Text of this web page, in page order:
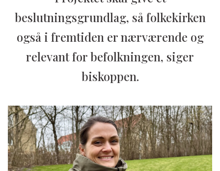
beslutningsgrundlag, så folkekirken
også i fremtiden er nærværende og
relevant for befolkningen, siger
biskoppen.